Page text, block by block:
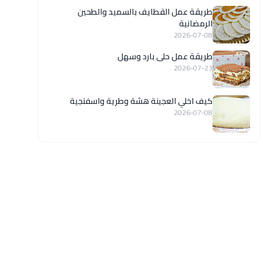
طريقة عمل القطايف بالسميد والطحين
الرمضانية
2026-07-08
طريقة عمل حلى بارد وسهل
2026-07-23
كيف اخلي العجينة هشة وطرية واسفنجية
2026-07-08